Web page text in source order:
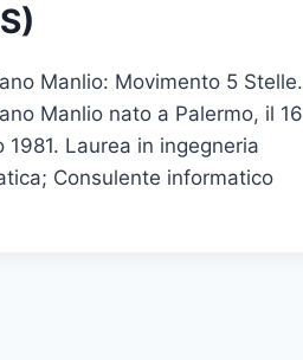
Manlio: Movimento 5 Stelle.
Manlio nato a Palermo, il 16
1981. Laurea in ingegneria
Consulente informatico